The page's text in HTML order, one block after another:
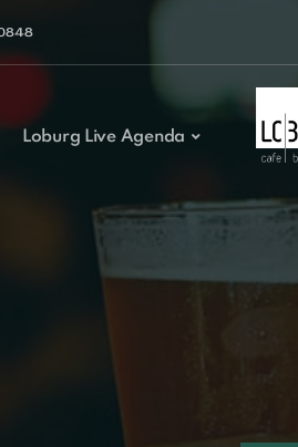
Loburg Live Agenda